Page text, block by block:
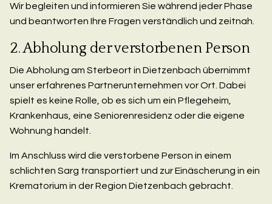
Wir begleiten und informieren Sie während jeder Phase
und beantworten Ihre Fragen verständlich und zeitnah.
2. Abholung der verstorbenen Person
Die Abholung am Sterbeort in Dietzenbach übernimmt
unser erfahrenes Partnerunternehmen vor Ort. Dabei
spielt es keine Rolle, ob es sich um ein Pflegeheim,
Krankenhaus, eine Seniorenresidenz oder die eigene
Wohnung handelt.
Im Anschluss wird die verstorbene Person in einem
schlichten Sarg transportiert und zur Einäscherung in ein
Krematorium in der Region Dietzenbach gebracht.